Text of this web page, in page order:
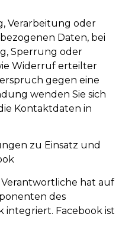
Verarbeitung oder
Daten, bei
Sperrung oder
Widerruf erteilter
gegen eine
wenden Sie sich
Kontaktdaten in
zu Einsatz und
hat auf
des
integriert. Facebook ist